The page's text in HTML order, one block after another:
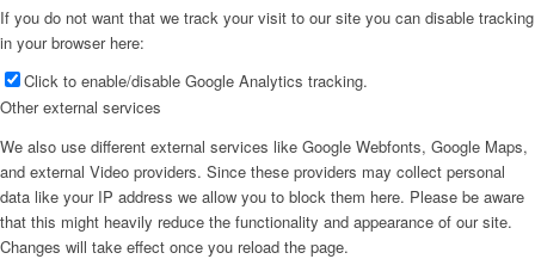
If you do not want that we track your visit to our site you can disable tracking
in your browser here:
Click to enable/disable Google Analytics tracking.
Other external services
We also use different external services like Google Webfonts, Google Maps,
and external Video providers. Since these providers may collect personal
data like your IP address we allow you to block them here. Please be aware
that this might heavily reduce the functionality and appearance of our site.
Changes will take effect once you reload the page.